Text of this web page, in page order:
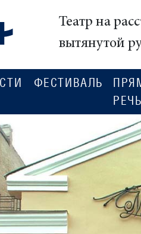
Театр на
вытянутой
ФЕСТИВАЛЬ
РЕЧЬ